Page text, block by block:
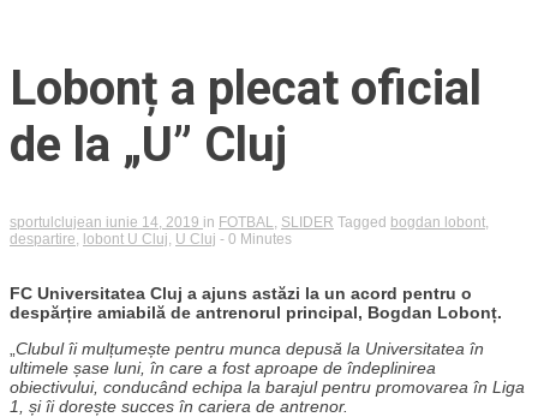
Lobonț a plecat oficial
de la „U” Cluj
sportulclujean iunie 14, 2019 in FOTBAL SLIDER Tagged bogdan lobont
despartire lobont U Cluj U Cluj - 0 Minutes
FC Universitatea Cluj a ajuns astăzi la un acord pentru o
despărțire amiabilă de antrenorul principal, Bogdan Lobonț.
Clubul îi mulțumește pentru munca depusă la Universitatea în
ultimele șase luni, în care a fost aproape de îndeplinirea
obiectivului, conducând echipa la barajul pentru promovarea în Liga
1, și îi dorește succes în cariera de antrenor.